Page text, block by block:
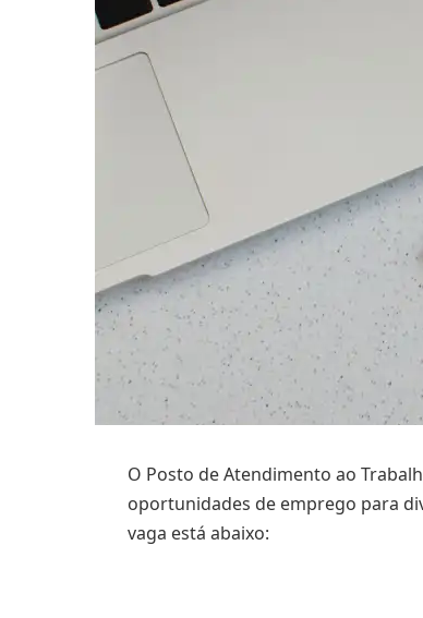
O Posto de Atendimento ao
oportunidades de emprego para
vaga está abaixo: